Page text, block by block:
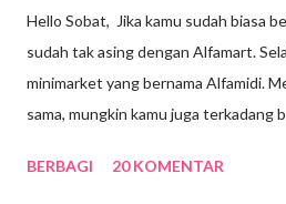
Hello Sobat, Jika kamu sudah biasa
sudah tak asing dengan Alfamart.
minimarket yang bernama Alfamidi.
sama, mungkin kamu juga terkadang
jawabannya dengan menyimak
BERBAGI 20 KOMENTAR